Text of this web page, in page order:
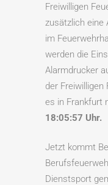
Freiwilligen
zusätzlich eine
im
werden die
Alarmdrucker
der Freiwilligen
es in Frankfurt
18:05:57 Uhr.
Jetzt kommt
Dienstsport